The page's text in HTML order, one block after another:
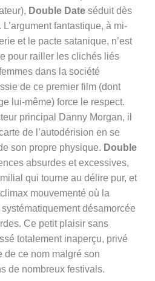
Double Date séduit dès
fantastique, à mi-
et le pacte satanique, n’est
pour railler les clichés liés
dans la société
de ce premier film (dont
lui-même) force le respect.
principal Danny Morgan, il
de l’autodérision en se
son propre physique. Double
absurdes et excessives,
qui tourne au délire pur, et
mouvementé où la
désamorcée
Ce petit plaisir sans
totalement inaperçu, privé
de ce nom malgré son
de nombreux festivals.